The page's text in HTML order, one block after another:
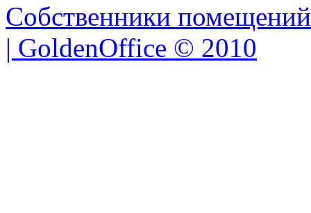
Собственники
| GoldenOffice © 2010